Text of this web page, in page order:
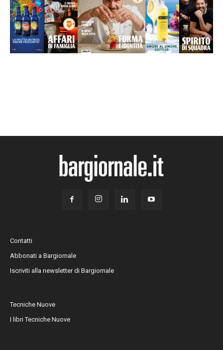
Contatti
Abbonati a Bargiornale
Iscriviti alla newsletter di Bargiornale
Tecniche Nuove
I libri Tecniche Nuove